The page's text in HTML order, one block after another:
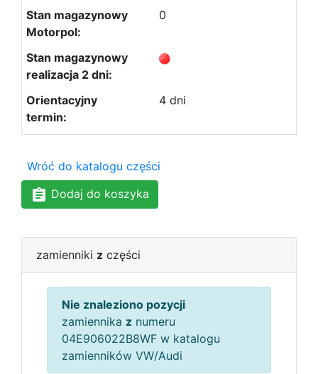
0
4 dni
Wróć do katalogu części
Dodaj do koszyka
zamienniki z części
Nie znaleziono pozycji
zamiennika z numeru
04E906022B8WF w katalogu
zamienników VW/Audi